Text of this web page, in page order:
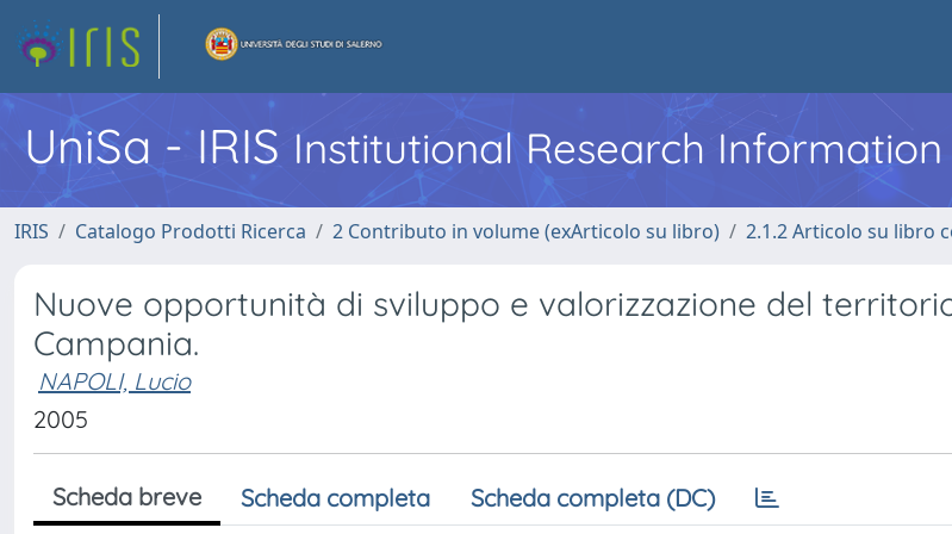
UniSa - IRIS Institutional Research
IRIS Catalogo Prodotti Ricerca 2 Contributo in volume (exArticolo su libro) 2.1.2 Articolo su libro
Nuove opportunità di sviluppo e valorizzazione del
Campania.
NAPOLI, Lucio
2005
Scheda breve Scheda completa Scheda completa (DC)